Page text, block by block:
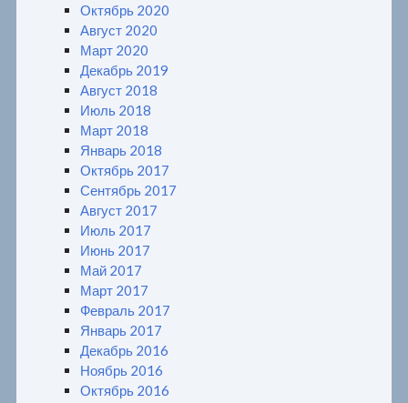
Октябрь 2020
Август 2020
Март 2020
Декабрь 2019
Август 2018
Июль 2018
Март 2018
Январь 2018
Октябрь 2017
Сентябрь 2017
Август 2017
Июль 2017
Июнь 2017
Май 2017
Март 2017
Февраль 2017
Январь 2017
Декабрь 2016
Ноябрь 2016
Октябрь 2016